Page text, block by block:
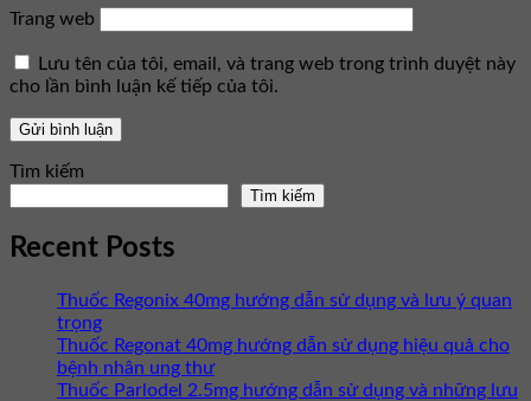
Trang web
Lưu tên của tôi, email, và trang web trong trình duyệt này
cho lần bình luận kế tiếp của tôi.
Tìm kiếm
Tìm kiếm
Recent Posts
Thuốc Regonix 40mg hướng dẫn sử dụng và lưu ý quan
trọng
Thuốc Regonat 40mg hướng dẫn sử dụng hiệu quả cho
bệnh nhân ung thư
Thuốc Parlodel 2.5mg hướng dẫn sử dụng và những lưu